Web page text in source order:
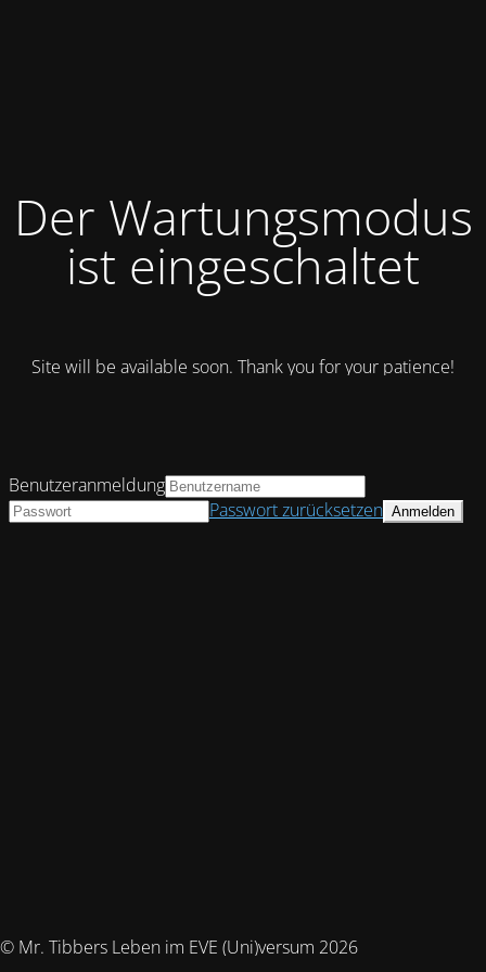
Der Wartungsmodus
ist eingeschaltet
Site will be available soon. Thank you for your patience!
© Mr. Tibbers Leben im EVE (Uni)versum 2026
Benutzeranmeldung
Passwort zurücksetzen